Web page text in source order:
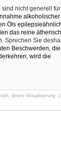
nicht generell für
alkoholischer
Öls
das reine
Sprechen Sie
Beschwerden, die
wird die
(letzte Aktualisierung: